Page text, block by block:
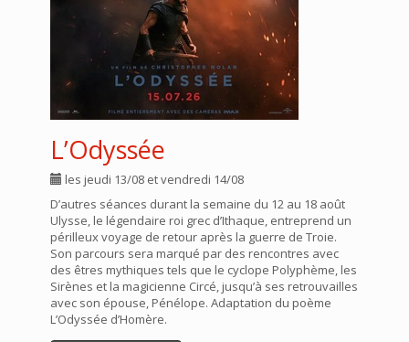
L’Odyssée
les jeudi 13/08 et vendredi 14/08
D’autres séances durant la semaine du 12 au 18 août
Ulysse, le légendaire roi grec d’Ithaque, entreprend un
périlleux voyage de retour après la guerre de Troie.
Son parcours sera marqué par des rencontres avec
des êtres mythiques tels que le cyclope Polyphème, les
Sirènes et la magicienne Circé, jusqu’à ses retrouvailles
avec son épouse, Pénélope. Adaptation du poème
L’Odyssée d’Homère.